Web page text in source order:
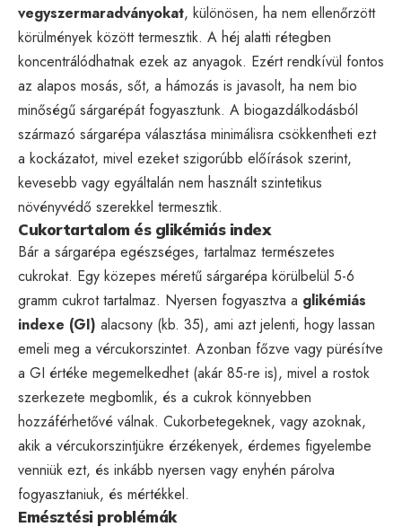
vegyszermaradványokat, különösen, ha nem ellenőrzött
körülmények között termesztik. A héj alatti rétegben
koncentrálódhatnak ezek az anyagok. Ezért rendkívül fontos
az alapos mosás, sőt, a hámozás is javasolt, ha nem bio
minőségű sárgarépát fogyasztunk. A biogazdálkodásból
származó sárgarépa választása minimálisra csökkentheti ezt
a kockázatot, mivel ezeket szigorúbb előírások szerint,
kevesebb vagy egyáltalán nem használt szintetikus
növényvédő szerekkel termesztik.
Cukortartalom és glikémiás index
Bár a sárgarépa egészséges, tartalmaz természetes
cukrokat. Egy közepes méretű sárgarépa körülbelül 5-6
gramm cukrot tartalmaz. Nyersen fogyasztva a glikémiás
indexe (GI) alacsony (kb. 35), ami azt jelenti, hogy lassan
emeli meg a vércukorszintet. Azonban főzve vagy pürésítve
a GI értéke megemelkedhet (akár 85-re is), mivel a rostok
szerkezete megbomlik, és a cukrok könnyebben
hozzáférhetővé válnak. Cukorbetegeknek, vagy azoknak,
akik a vércukorszintjükre érzékenyek, érdemes figyelembe
venniük ezt, és inkább nyersen vagy enyhén párolva
fogyasztaniuk, és mértékkel.
Emésztési problémák